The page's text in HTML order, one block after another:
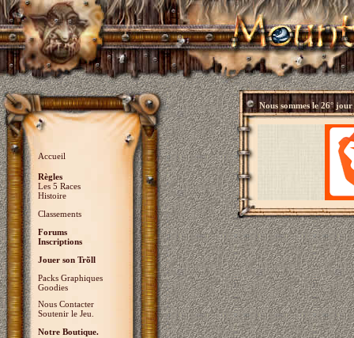
Accueil
Règles
Les 5 Races
Histoire
Classements
Forums
Inscriptions
Jouer son Trõll
Packs Graphiques
Goodies
Nous Contacter
Soutenir le Jeu.
Notre Boutique.
Nous sommes le26° jour